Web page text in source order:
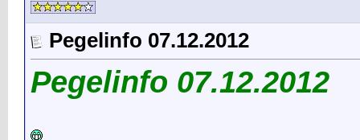
Pegelinfo 07.12.2012
Pegelinfo 07.12.2012